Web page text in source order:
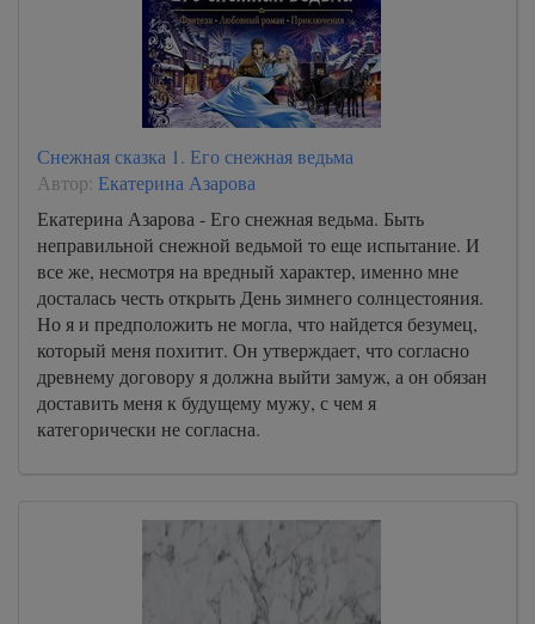
Снежная сказка 1. Его снежная ведьма
Автор: Екатерина Азарова
Екатерина Азарова - Его снежная ведьма. Быть
неправильной снежной ведьмой то еще испытание. И
все же, несмотря на вредный характер, именно мне
досталась честь открыть День зимнего солнцестояния.
Но я и предположить не могла, что найдется безумец,
который меня похитит. Он утверждает, что согласно
древнему договору я должна выйти замуж, а он обязан
доставить меня к будущему мужу, с чем я
категорически не согласна.